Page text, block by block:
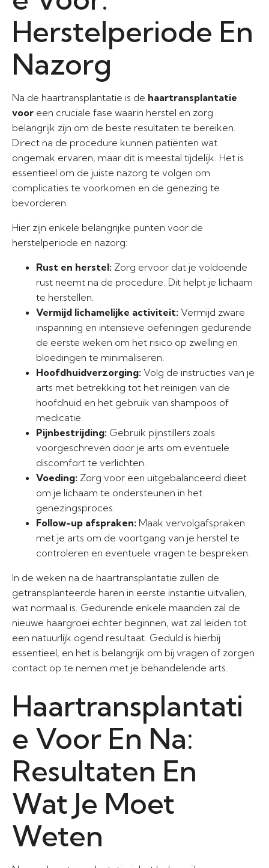
Herstelperiode En
Nazorg
Na de haartransplantatie is de haartransplantatie
voor een cruciale fase waarin herstel en zorg
belangrijk zijn om de beste resultaten te bereiken.
Direct na de procedure kunnen patiënten wat
ongemak ervaren, maar dit is meestal tijdelijk. Het is
essentieel om de juiste nazorg te volgen om
complicaties te voorkomen en de genezing te
bevorderen.
Hier zijn enkele belangrijke punten voor de
herstelperiode en nazorg:
Rust en herstel: Zorg ervoor dat je voldoende
rust neemt na de procedure. Dit helpt je lichaam
te herstellen.
Vermijd lichamelijke activiteit: Vermijd zware
inspanning en intensieve oefeningen gedurende
de eerste weken om het risico op zwelling en
bloedingen te minimaliseren.
Hoofdhuidverzorging: Volg de instructies van je
arts met betrekking tot het reinigen van de
hoofdhuid en het gebruik van shampoos of
medicatie.
Pijnbestrijding: Gebruik pijnstillers zoals
voorgeschreven door je arts om eventuele
discomfort te verlichten.
Voeding: Zorg voor een uitgebalanceerd dieet
om je lichaam te ondersteunen in het
genezingsproces.
Follow-up afspraken: Maak vervolgafspraken
met je arts om de voortgang van je herstel te
controleren en eventuele vragen te bespreken.
In de weken na de haartransplantatie zullen de
getransplanteerde haren in eerste instantie uitvallen,
wat normaal is. Gedurende enkele maanden zal de
nieuwe haargroei echter beginnen, wat zal leiden tot
een natuurlijk ogend resultaat. Geduld is hierbij
essentieel, en het is belangrijk om bij vragen of zorgen
contact op te nemen met je behandelende arts.
Haartransplantati
e Voor En Na:
Resultaten En
Wat Je Moet
Weten